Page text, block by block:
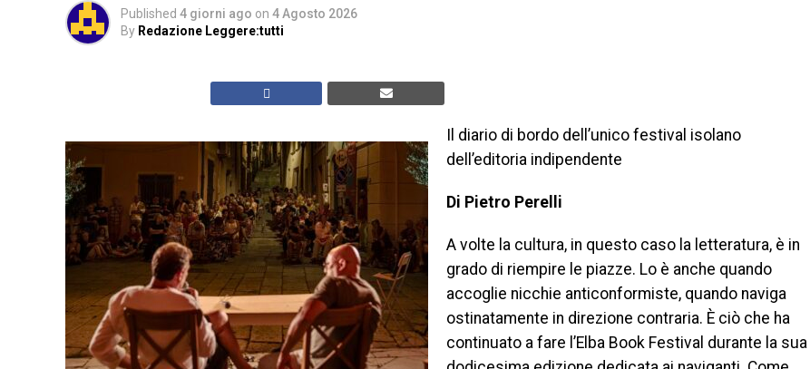
Published 4 giorni ago on 4 Agosto 2026
By Redazione Leggere:tutti
Il diario di bordo dell’unico festival isolano
dell’editoria indipendente
Di Pietro Perelli
A volte la cultura, in questo caso la letteratura, è in
grado di riempire le piazze. Lo è anche quando
accoglie nicchie anticonformiste, quando naviga
ostinatamente in direzione contraria. È ciò che ha
continuato a fare l’Elba Book Festival durante la sua